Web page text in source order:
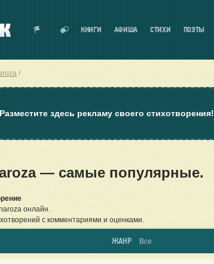
КНИГИ АФИША СТИХИ ПОЭТЫ
Разместите здесь рекламу своего стихотворения!
— самые популярные.
онлайн.
с комментариями и оценками.
ЖАНР Все